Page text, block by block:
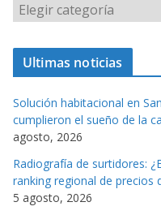
a
t
o
r
a
s
Ultimas noticias
Solución habitacional en
cumplieron el sueño de la
agosto, 2026
Radiografía de surtidores:
ranking regional de precios
5 agosto, 2026